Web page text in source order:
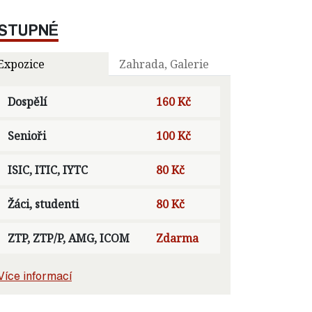
Zahrada, Galerie
Dospělí 160 Kč
Senioři 100 Kč
ISIC, ITIC, IYTC 80 Kč
Žáci, studenti 80 Kč
ZTP, ZTP/P, AMG, ICOM Zdarma
informací